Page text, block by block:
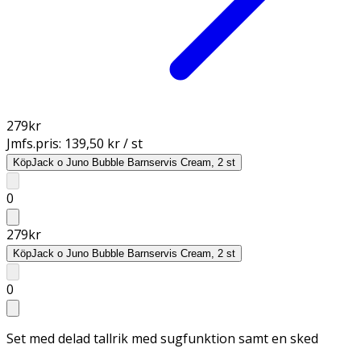
279kr
Jmfs.pris: 139,50 kr / st
KöpJack o Juno Bubble Barnservis Cream, 2 st
0
279kr
KöpJack o Juno Bubble Barnservis Cream, 2 st
0
Set med delad tallrik med sugfunktion samt en sked